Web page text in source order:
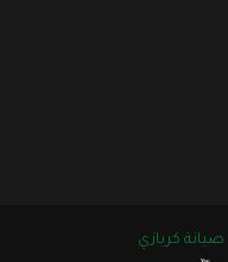
صيانة كريازي